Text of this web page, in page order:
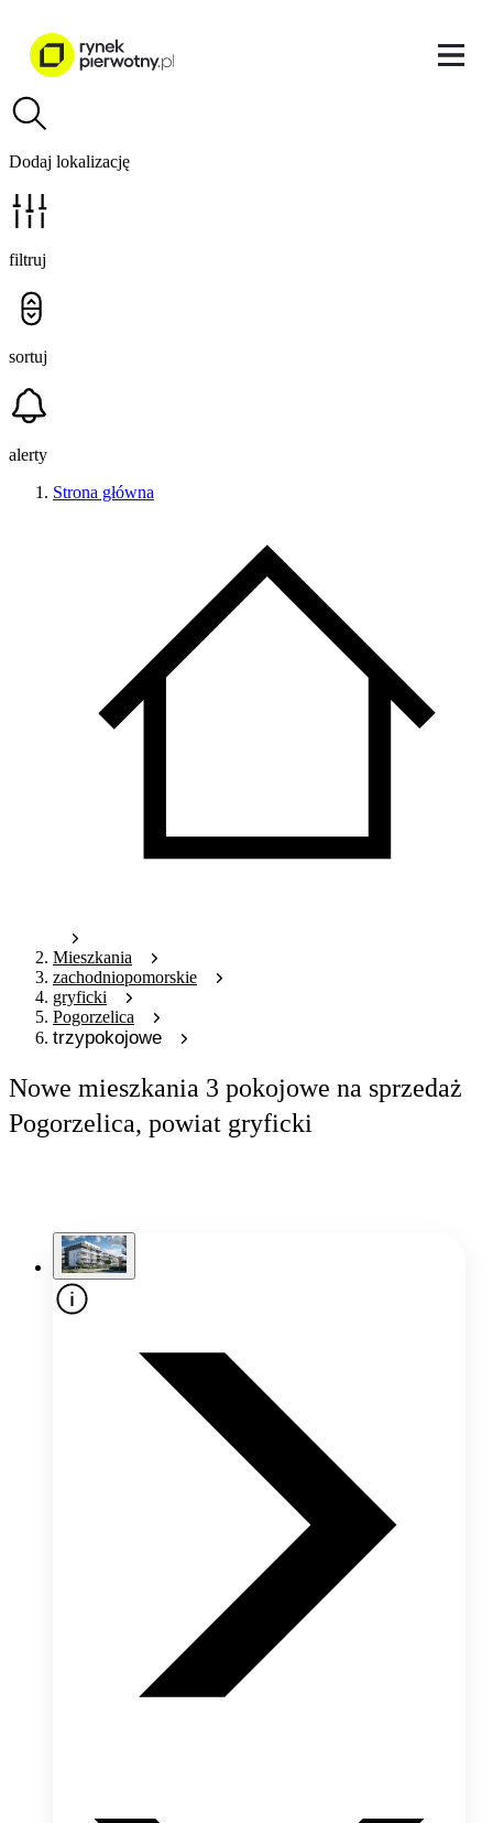
Dodaj lokalizację
filtruj
sortuj
alerty
Strona główna
Mieszkania
zachodniopomorskie
gryficki
Pogorzelica
trzypokojowe
Nowe mieszkania 3 pokojowe na sprzedaż
Pogorzelica, powiat gryficki